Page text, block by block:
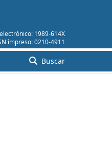
1989-614X
impreso:0210-4911
Buscar